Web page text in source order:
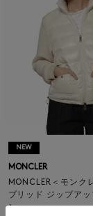
NEW
MONCLER
MONCLER＜モンク
ブリッド ジップア
ン